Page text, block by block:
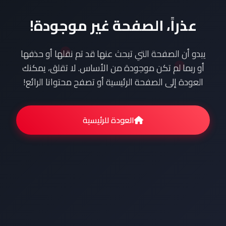
عذراً، الصفحة غير موجودة!
يبدو أن الصفحة التي تبحث عنها قد تم نقلها أو حذفها
أو ربما لم تكن موجودة من الأساس. لا تقلق، يمكنك
العودة إلى الصفحة الرئيسية أو تصفح محتوانا الرائع!
العودة للرئيسية